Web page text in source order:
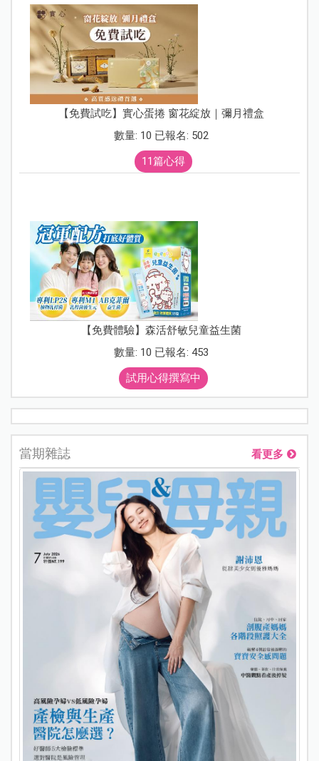
【免費試吃】實心蛋捲 窗花綻放｜彌月禮盒
數量: 10 已報名: 502
11篇心得
【免費體驗】森活舒敏兒童益生菌
數量: 10 已報名: 453
試用心得撰寫中
當期雜誌 看更多